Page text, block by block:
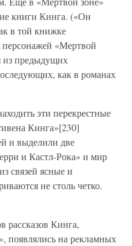
книги Кинга. («Он
в той книжке
«Мертвой
из предыдущих
как в романах
эти перекрестные
Кинга»[230]
и выделили две
и Кастл-Рока» и мир
связей ясные и
не столь четко.
рассказов Кинга,
появлялись на рекламных